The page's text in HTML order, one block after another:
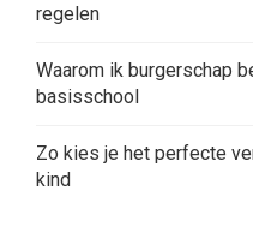
regelen
Waarom ik burgerschap
basisschool
Zo kies je het perfecte
kind